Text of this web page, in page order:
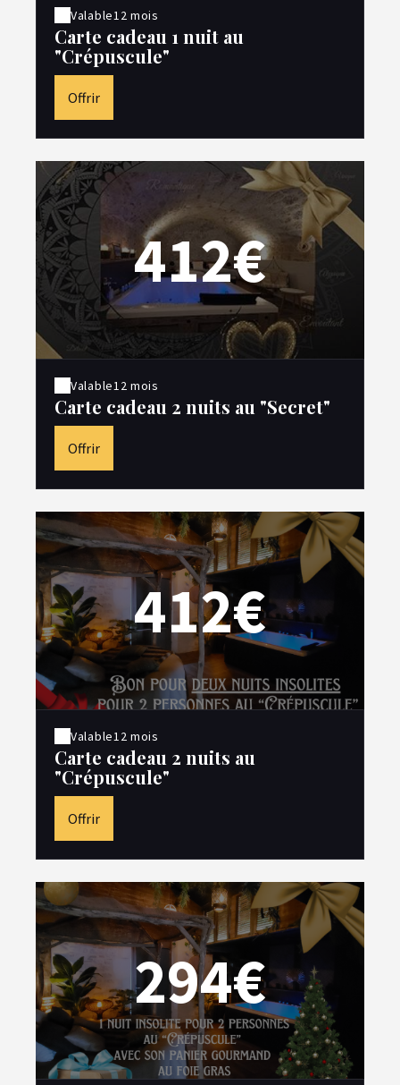
Valable12 mois
Carte cadeau 1 nuit au
"Crépuscule"
Offrir
412€
Valable12 mois
Carte cadeau 2 nuits au "Secret"
Offrir
412€
Valable12 mois
Carte cadeau 2 nuits au
"Crépuscule"
Offrir
294€